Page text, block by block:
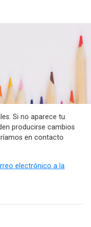
Si no aparece tu
producirse cambios
en contacto
electrónico a la